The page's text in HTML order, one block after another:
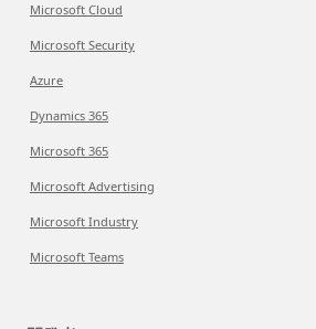
Microsoft Cloud
Microsoft Security
Azure
Dynamics 365
Microsoft 365
Microsoft Advertising
Microsoft Industry
Microsoft Teams